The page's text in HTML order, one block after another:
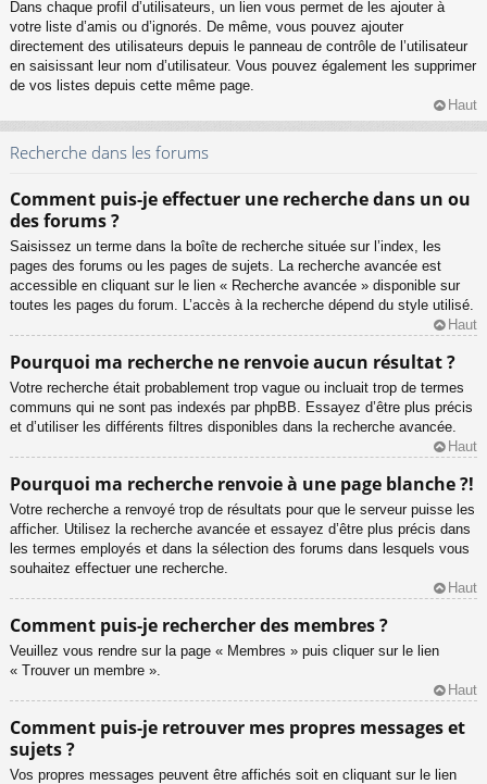
Dans chaque profil d’utilisateurs, un lien vous permet de les ajouter à
votre liste d’amis ou d’ignorés. De même, vous pouvez ajouter
directement des utilisateurs depuis le panneau de contrôle de l’utilisateur
en saisissant leur nom d’utilisateur. Vous pouvez également les supprimer
de vos listes depuis cette même page.
Haut
Recherche dans les forums
Comment puis-je effectuer une recherche dans un ou
des forums ?
Saisissez un terme dans la boîte de recherche située sur l’index, les
pages des forums ou les pages de sujets. La recherche avancée est
accessible en cliquant sur le lien « Recherche avancée » disponible sur
toutes les pages du forum. L’accès à la recherche dépend du style utilisé.
Haut
Pourquoi ma recherche ne renvoie aucun résultat ?
Votre recherche était probablement trop vague ou incluait trop de termes
communs qui ne sont pas indexés par phpBB. Essayez d’être plus précis
et d’utiliser les différents filtres disponibles dans la recherche avancée.
Haut
Pourquoi ma recherche renvoie à une page blanche ?!
Votre recherche a renvoyé trop de résultats pour que le serveur puisse les
afficher. Utilisez la recherche avancée et essayez d’être plus précis dans
les termes employés et dans la sélection des forums dans lesquels vous
souhaitez effectuer une recherche.
Haut
Comment puis-je rechercher des membres ?
Veuillez vous rendre sur la page « Membres » puis cliquer sur le lien
« Trouver un membre ».
Haut
Comment puis-je retrouver mes propres messages et
sujets ?
Vos propres messages peuvent être affichés soit en cliquant sur le lien